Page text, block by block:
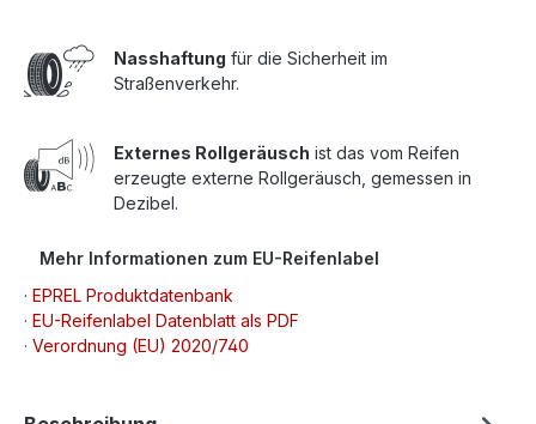
Nasshaftung für die Sicherheit im
Straßenverkehr.
Externes Rollgeräusch ist das vom Reifen
erzeugte externe Rollgeräusch, gemessen in
Dezibel.
Mehr Informationen zum EU-Reifenlabel
· EPREL Produktdatenbank
· EU-Reifenlabel Datenblatt als PDF
· Verordnung (EU) 2020/740